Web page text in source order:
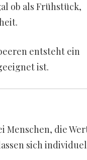
ob als Frühstück,
entsteht ein
ist.
die
sich